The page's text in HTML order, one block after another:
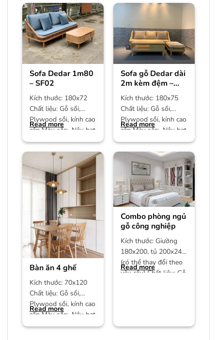
Sofa Dedar 1m80
– SF02
Kích thước: 180x72
Chất liệu: Gỗ sồi,
Plywood sồi, kính cao
cấp Màu sắc: Nâu hạt
dẻ Bảo hành: 12
Read more
Sofa gỗ Dedar dài
2m kèm đệm –
SF01
Kích thước: 180x75
Chất liệu: Gỗ sồi,
Plywood sồi, kính cao
cấp Màu sắc: Nâu hạt
dẻ Bảo hành: 12
Read more
Bàn ăn 4 ghế
Kích thước: 70x120
Chất liệu: Gỗ sồi,
Plywood sồi, kính cao
cấp Màu sắc: Nâu hạt
dẻ/màu trần Bảo
Read more
Combo phòng ngủ
gỗ công nghiệp
Kích thước: Giường
180x200, tủ 200x240
(có thể thay đổi theo
yêu cầu) Chất liệu: Gỗ
Read more